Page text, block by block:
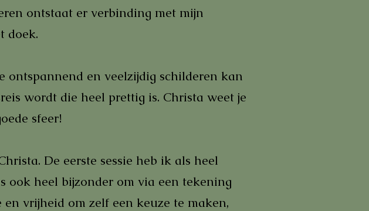
ontstaat er verbinding met mijn
doek.
ontspannend en veelzijdig schilderen kan
wordt die heel prettig is. Christa weet je
sfeer!
De eerste sessie heb ik als heel
ook heel bijzonder om via een tekening
vrijheid om zelf een keuze te maken,